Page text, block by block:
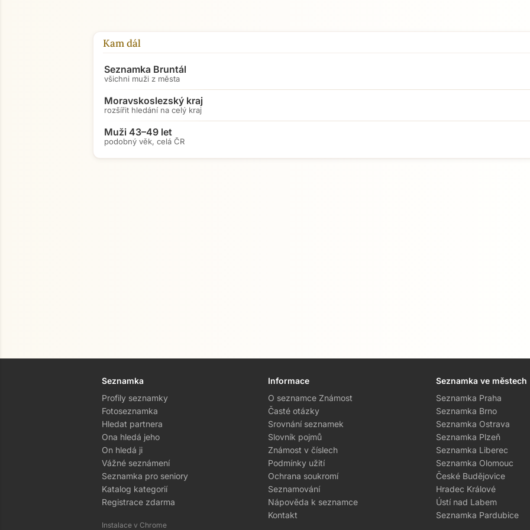
Kam dál
Seznamka Bruntál
všichni muži z města
Moravskoslezský kraj
rozšířit hledání na celý kraj
Muži 43–49 let
podobný věk, celá ČR
Seznamka
Profily seznamky
Fotoseznamka
Hledat partnera
Ona hledá jeho
On hledá ji
Vážné seznámení
Seznamka pro seniory
Katalog kategorií
Registrace zdarma
Instalace v Chrome
Informace
O seznamce Známost
Časté otázky
Srovnání seznamek
Slovník pojmů
Známost v číslech
Podmínky užití
Ochrana soukromí
Seznamování
Nápověda k seznamce
Kontakt
Seznamka ve městech
Seznamka Praha
Seznamka Brno
Seznamka Ostrava
Seznamka Plzeň
Seznamka Liberec
Seznamka Olomouc
České Budějovice
Hradec Králové
Ústí nad Labem
Seznamka Pardubice